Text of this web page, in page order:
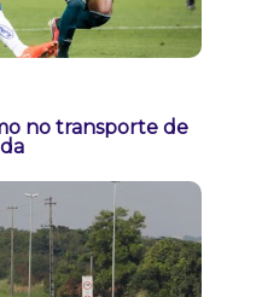
no transporte de